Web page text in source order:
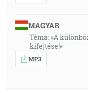
MAGYAR
Téma: »A
kifejtése!«
MP3